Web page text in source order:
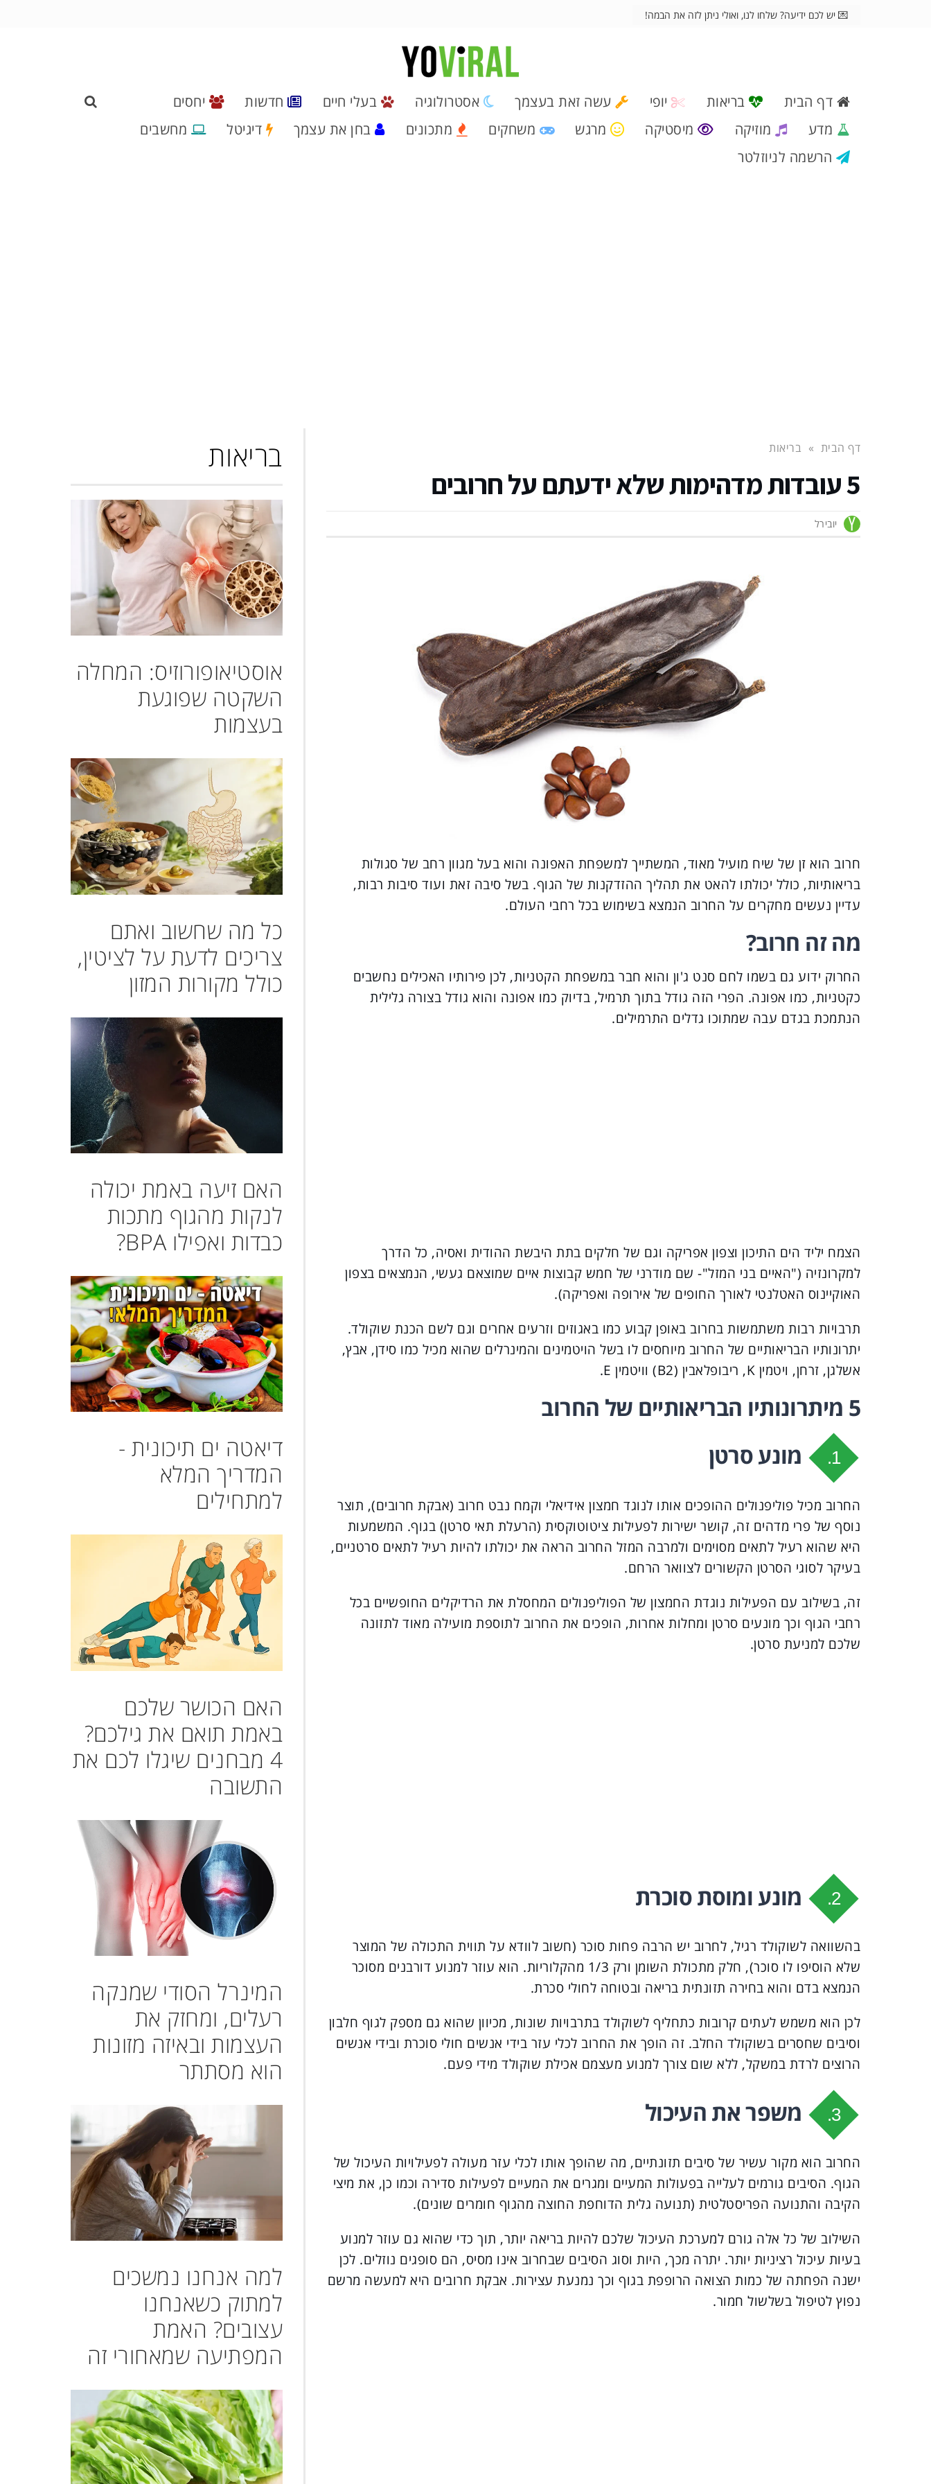
💌 יש לכם ידיעה? שלחו לנו, ואולי ניתן לזה את הבמה!
דף הבית בריאות יופי עשה זאת בעצמך אסטרולוגיה בעלי חיים חדשות
יחסים
מדע
מוזיקה מיסטיקה מרגש משחקים מתכונים בחן את עצמך דיגיטל
מחשבים
הרשמה לניוזלטר
דף הבית » בריאות
5 עובדות מדהימות שלא ידעתם על חרובים
יובירל
חרוב הוא זן של שיח מועיל מאוד, המשתייך למשפחת האפונה והוא בעל מגוון רחב של סגולות
בריאותיות, כולל יכולתו להאט את תהליך ההזדקנות של הגוף. בשל סיבה זאת ועוד סיבות רבות,
עדיין נעשים מחקרים על החרוב הנמצא בשימוש בכל רחבי העולם.
מה זה חרוב?
החרוק ידוע גם בשמו לחם סנט ג'ון והוא חבר במשפחת הקטניות, לכן פירותיו האכילים נחשבים
כקטניות, כמו אפונה. הפרי הזה גודל בתוך תרמיל, בדיוק כמו אפונה והוא גודל בצורה גלילית
הנתמכת בגדם עבה שמתוכו גדלים התרמילים.
הצמח יליד הים התיכון וצפון אפריקה וגם של חלקים בתת היבשת ההודית ואסיה, כל הדרך
למקרונזיה ("האיים בני המזל"- שם מודרני של חמש קבוצות איים שמוצאם געשי, הנמצאים בצפון
האוקיינוס האטלנטי לאורך החופים של אירופה ואפריקה).
תרבויות רבות משתמשות בחרוב באופן קבוע כמו באגוזים וזרעים אחרים וגם לשם הכנת שוקולד.
יתרונותיו הבריאותיים של החרוב מיוחסים לו בשל הויטמינים והמינרלים שהוא מכיל כמו סידן, אבץ,
אשלגן, זרחן, ויטמין K, ריבופלאבין (B2) וויטמין E.
5 מיתרונותיו הבריאותיים של החרוב
1. מונע סרטן
החרוב מכיל פוליפנולים ההופכים אותו לנוגד חמצון אידיאלי וקמח נבט חרוב (אבקת חרובים), תוצר
נוסף של פרי מדהים זה, קושר ישירות לפעילות ציטוטוקסית (הרעלת תאי סרטן) בגוף. המשמעות
היא שהוא רעיל לתאים מסוימים ולמרבה המזל החרוב הראה את יכולתו להיות רעיל לתאים סרטניים,
בעיקר לסוגי הסרטן הקשורים לצוואר הרחם.
זה, בשילוב עם הפעילות נוגדת החמצון של הפוליפנולים המחסלת את הרדיקלים החופשיים בכל
רחבי הגוף וכך מונעים סרטן ומחלות אחרות, הופכים את החרוב לתוספת מועילה מאוד לתזונה
שלכם למניעת סרטן.
2. מונע ומוסת סוכרת
בהשוואה לשוקולד רגיל, לחרוב יש הרבה פחות סוכר (חשוב לוודא על תווית התכולה של המוצר
שלא הוסיפו לו סוכר), חלק מתכולת השומן ורק 1/3 מהקלוריות. הוא עוזר למנוע דורבנים מסוכר
הנמצא בדם והוא בחירה תזונתית בריאה ובטוחה לחולי סכרת.
לכן הוא משמש לעתים קרובות כתחליף לשוקולד בתרבויות שונות, מכיוון שהוא גם מספק לגוף חלבון
וסיבים שחסרים בשוקולד החלב. זה הופך את החרוב לכלי עזר בידי אנשים חולי סוכרת ובידי אנשים
הרוצים לרדת במשקל, ללא שום צורך למנוע מעצמם אכילת שוקולד מידי פעם.
3. משפר את העיכול
החרוב הוא מקור עשיר של סיבים תזונתיים, מה שהופך אותו לכלי עזר מעולה לפעילויות העיכול של
הגוף. הסיבים גורמים לעלייה בפעולות המעיים ומגרים את המעיים לפעילות סדירה וכמו כן, את מיצי
הקיבה והתנועה הפריסטלטית (תנועה גלית הדוחפת החוצה מהגוף חומרים שונים).
השילוב של כל אלה גורם למערכת העיכול שלכם להיות בריאה יותר, תוך כדי שהוא גם עוזר למנוע
בעיות עיכול רציניות יותר. יתרה מכך, היות וסוג הסיבים שבחרוב אינו מסיס, הם סופגים נוזלים. לכן
ישנה הפחתה של כמות הצואה הרופפת בגוף וכך נמנעת עצירות. אבקת חרובים היא למעשה מרשם
נפוץ לטיפול בשלשול חמור.
בריאות
אוסטיאופורוזיס: המחלה
השקטה שפוגעת
בעצמות
כל מה שחשוב ואתם
צריכים לדעת על לציטין,
כולל מקורות המזון
האם זיעה באמת יכולה
לנקות מהגוף מתכות
כבדות ואפילו BPA?
דיאטה ים תיכונית -
המדריך המלא
למתחילים
האם הכושר שלכם
באמת תואם את גילכם?
4 מבחנים שיגלו לכם את
התשובה
המינרל הסודי שמנקה
רעלים, ומחזק את
העצמות ובאיזה מזונות
הוא מסתתר
למה אנחנו נמשכים
למתוק כשאנחנו
עצובים? האמת
המפתיעה שמאחורי זה